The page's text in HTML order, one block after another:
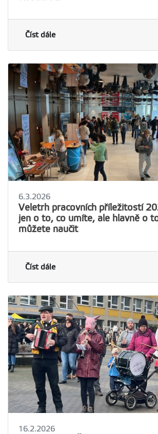
Číst dále
6.3.2026
Veletrh pracovních příležitostí
jen o to, co umíte, ale hlavně o
můžete naučit
Číst dále
16.2.2026